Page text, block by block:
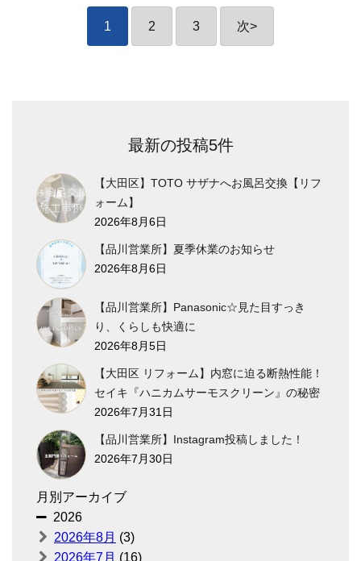
1 2 3 次>
最新の投稿5件
【大田区】TOTO サザナへお風呂交換【リフ
ォーム】
2026年8月6日
【品川営業所】夏季休業のお知らせ
2026年8月6日
【品川営業所】Panasonic☆見た目すっき
り、くらしも快適に
2026年8月5日
【大田区 リフォーム】内窓に迫る断熱性能！
セイキ『ハニカムサーモスクリーン』の秘密
2026年7月31日
【品川営業所】Instagram投稿しました！
2026年7月30日
月別アーカイブ
2026
2026年8月 (3)
2026年7月 (16)